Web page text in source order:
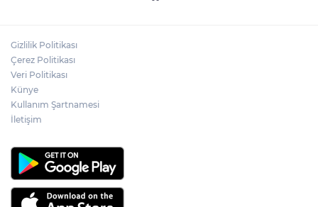
Gizlilik Politikası
Çerez Politikası
Veri Politikası
Künye
Kullanım Şartnamesi
İletişim